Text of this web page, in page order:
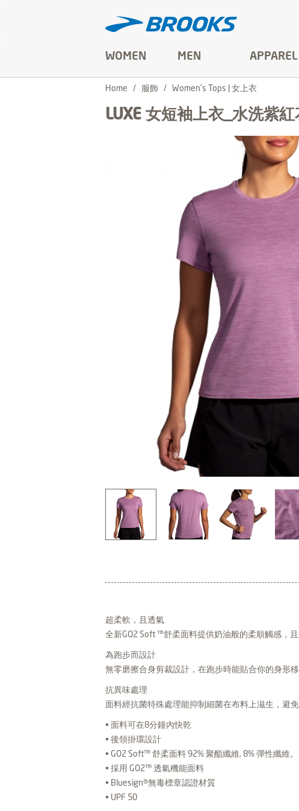
WOMEN MEN APPAREL
Home 服飾 Women's Tops | 女上衣
LUXE 女短袖上衣_水洗紫紅
超柔軟，且透氣
全新GO2 Soft ™舒柔面料提供奶油般的柔順觸感，且
為跑步而設計
無零磨擦合身剪裁設計，在跑步時能貼合你的身形移
抗異味處理
面料經抗菌特殊處理能抑制細菌在布料上滋生，避免
• 面料可在8分鐘內快乾
• 後領掛環設計
• GO2 Soft™ 舒柔面料 92% 聚酯纖維, 8% 彈性纖維。
• 採用 GO2™ 透氣機能面料
• Bluesign®無毒標章認證材質
• UPF 50